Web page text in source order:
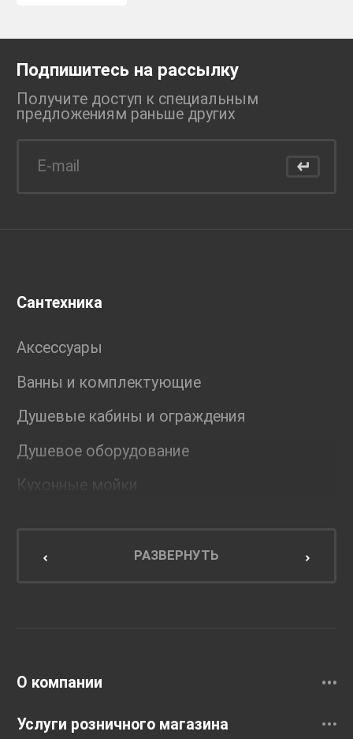
Подпишитесь на рассылку
Получите доступ к специальным
предложениям раньше других
Сантехника
Аксессуары
Ванны и комплектующие
Душевые кабины и ограждения
Душевое оборудование
Кухонные мойки
Мебель для кухниРАЗВЕРНУТЬ
О компании
Услуги розничного магазина